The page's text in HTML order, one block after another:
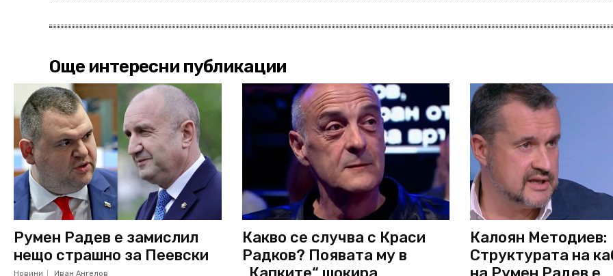
Още интересни публикации
Румен Радев е замислил
нещо страшно за Пеевски
Новини Иван Ангелов
Какво се случва с Краси
Радков? Появата му в
Калоян Методиев:
Структурата на